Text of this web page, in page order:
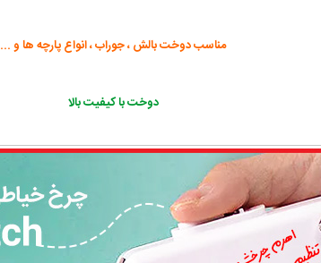
مناسب دوخت بالش ، جوراب ، انواع پارچه ها و ...
دوخت با کیفیت بالا